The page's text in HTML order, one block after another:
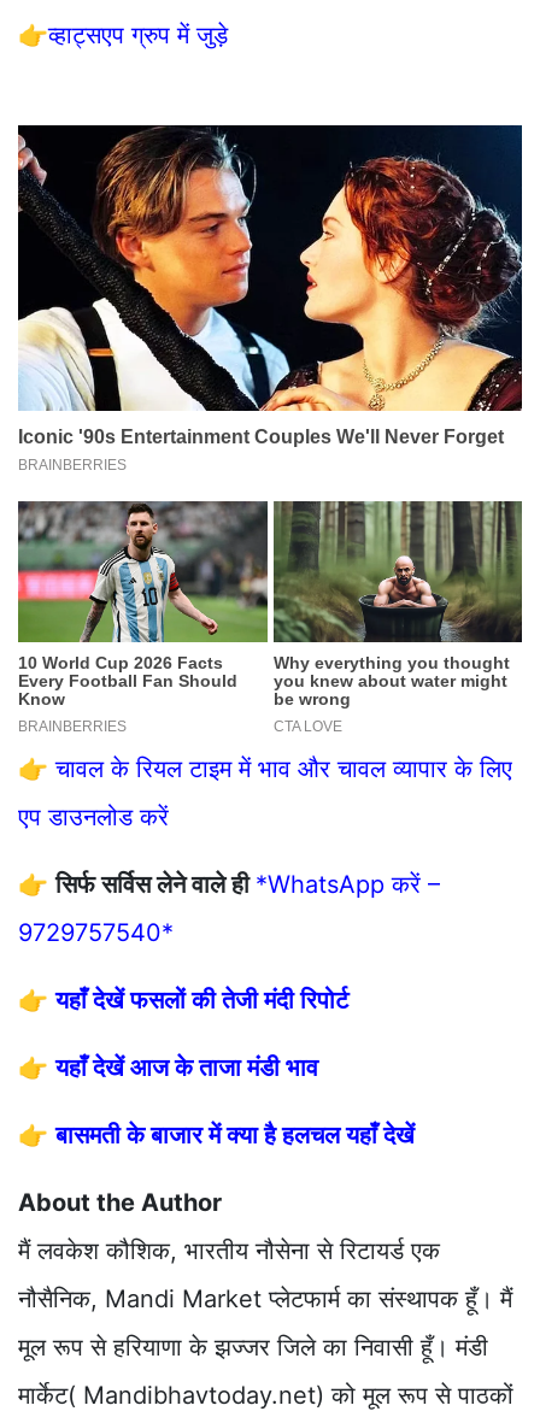
👉व्हाट्सएप ग्रुप में जुड़े
👉चावल के रियल टाइम में भाव और चावल व्यापार के लिए
एप डाउनलोड करें
👉सिर्फ सर्विस लेने वाले ही *WhatsApp करें –
9729757540*
👉यहाँ देखें फसलों की तेजी मंदी रिपोर्ट
👉यहाँ देखें आज के ताजा मंडी भाव
👉बासमती के बाजार में क्या है हलचल यहाँ देखें
About the Author
मैं लवकेश कौशिक, भारतीय नौसेना से रिटायर्ड एक
नौसैनिक, Mandi Market प्लेटफार्म का संस्थापक हूँ। मैं
मूल रूप से हरियाणा के झज्जर जिले का निवासी हूँ। मंडी
मार्केट( Mandibhavtoday.net) को मूल रूप से पाठकों